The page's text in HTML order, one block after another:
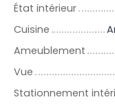
État intérieur
Cuisine
Ameublement
Vue
Stationnement